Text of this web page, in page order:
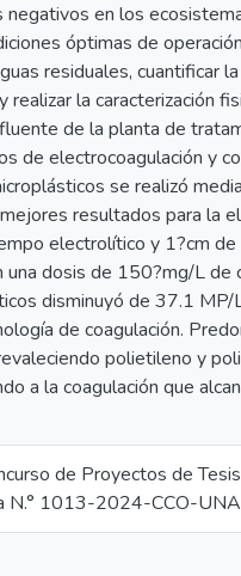
en los
óptimas de
residuales, cuantificar
la caracterización
de la planta de
de electrocoagulación y
se realizó
resultados para la
electrolítico y 1?cm
dosis de 150?mg/L de
disminuyó de 37.1 MP/
de coagulación.
polietileno y
a la coagulación que
de Proyectos de
N.° 1013-2024-CCO-